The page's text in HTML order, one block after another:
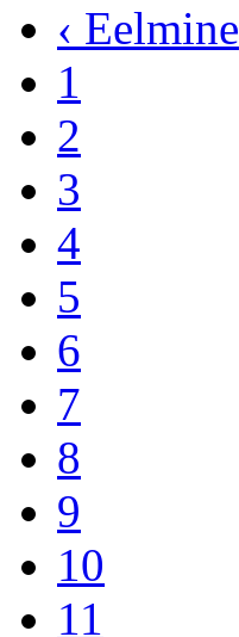
‹ Eelmine
1
2
3
4
5
6
7
8
9
10
11